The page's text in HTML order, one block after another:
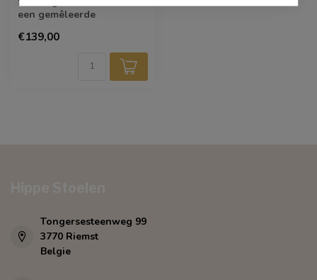
een gemêleerde
in verschillen...
€139,00
Tongersesteenweg 99
3770 Riemst
Belgie